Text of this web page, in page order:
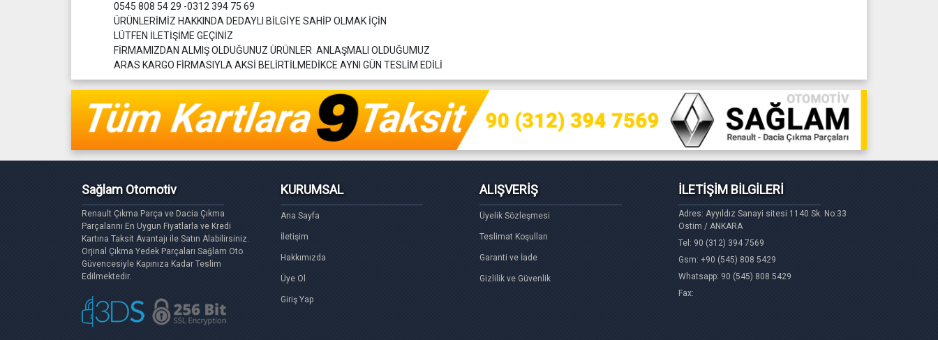
0545 808 54 29 -0312 394 75 69
ÜRÜNLERİMİZ HAKKINDA DEDAYLI BİLGİYE SAHİP OLMAK İÇİN
LÜTFEN İLETİŞİME GEÇİNİZ
FİRMAMIZDAN ALMIŞ OLDUĞUNUZ ÜRÜNLER ANLAŞMALI OLDUĞUMUZ
ARAS KARGO FİRMASIYLA AKSİ BELİRTİLMEDİKCE AYNI GÜN TESLİM EDİLİ
Sağlam Otomotiv
Renault Çıkma Parça ve Dacia Çıkma
Parçalarını En Uygun Fiyatlarla ve Kredi
Kartına Taksit Avantajı ile Satın Alabilirsiniz.
Orjinal Çıkma Yedek Parçaları Sağlam Oto
Güvencesiyle Kapınıza Kadar Teslim
Edilmektedir.
KURUMSAL
Ana Sayfa
İletişim
Hakkımızda
Üye Ol
Giriş Yap
ALIŞVERİŞ
Üyelik Sözleşmesi
Teslimat Koşulları
Garanti ve İade
Gizlilik ve Güvenlik
İLETİŞİM BİLGİLERİ
Adres: Ayyıldız Sanayi sitesi 1140 Sk. No:33
Ostim / ANKARA
Tel: 90 (312) 394 7569
Gsm: +90 (545) 808 5429
Whatsapp: 90 (545) 808 5429
Fax: